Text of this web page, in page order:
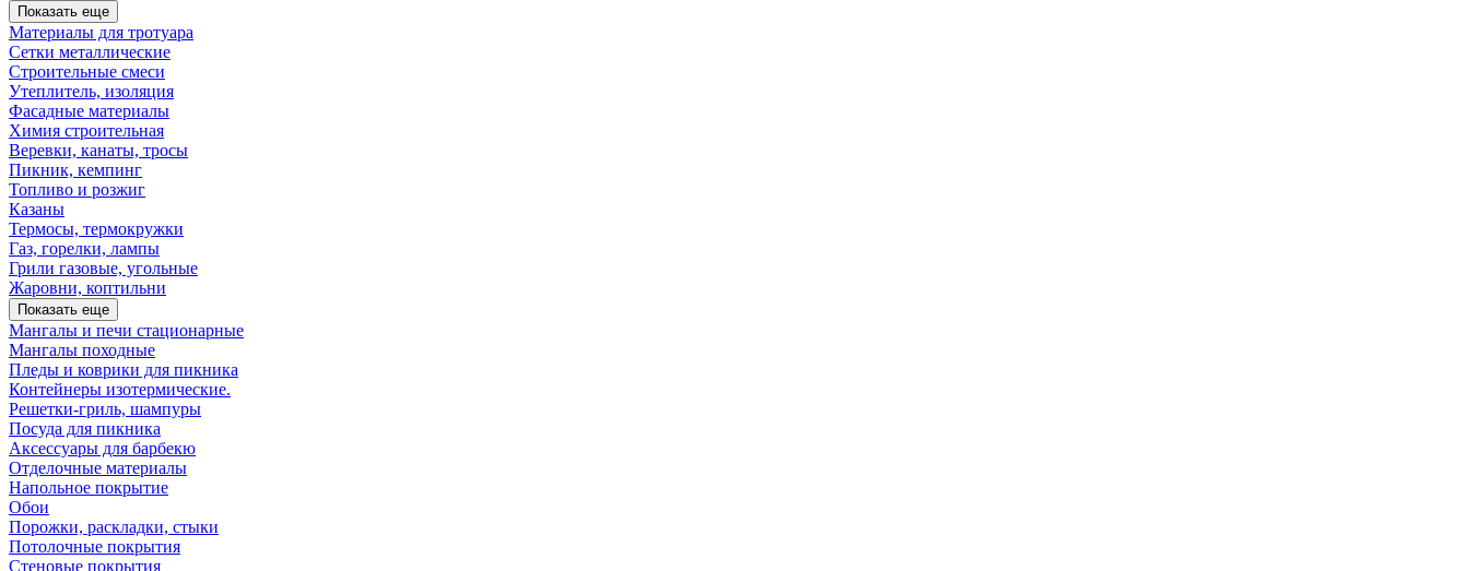
Показать еще
Материалы для тротуара
Сетки металлические
Строительные смеси
Утеплитель, изоляция
Фасадные материалы
Химия строительная
Веревки, канаты, тросы
Пикник, кемпинг
Топливо и розжиг
Казаны
Термосы, термокружки
Газ, горелки, лампы
Грили газовые, угольные
Жаровни, коптильни
Показать еще
Мангалы и печи стационарные
Мангалы походные
Пледы и коврики для пикника
Контейнеры изотермические.
Решетки-гриль, шампуры
Посуда для пикника
Аксессуары для барбекю
Отделочные материалы
Напольное покрытие
Обои
Порожки, раскладки, стыки
Потолочные покрытия
Стеновые покрытия